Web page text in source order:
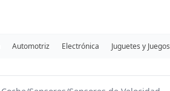
Automotriz Electrónica Juguetes y Juegos